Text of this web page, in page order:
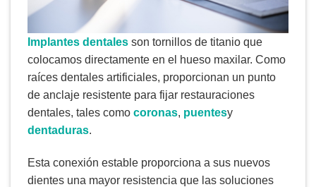
Implantes dentales son tornillos de titanio que
colocamos directamente en el hueso maxilar. Como
raíces dentales artificiales, proporcionan un punto
de anclaje resistente para fijar restauraciones
dentales, tales como coronas, puentesy
dentaduras.
Esta conexión estable proporciona a sus nuevos
dientes una mayor resistencia que las soluciones